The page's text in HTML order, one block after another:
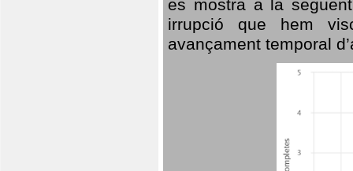
es mostra a la
irrupció que hem
avançament temporal